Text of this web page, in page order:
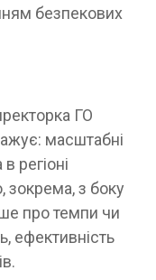
безпекових
ГО
масштабні
регіоні
зокрема, з боку
про темпи чи
ефективність